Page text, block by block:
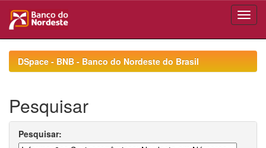
navigationDSpace - BNB - Banco do Nordeste do Brasil
Pesquisar
Pesquisar: